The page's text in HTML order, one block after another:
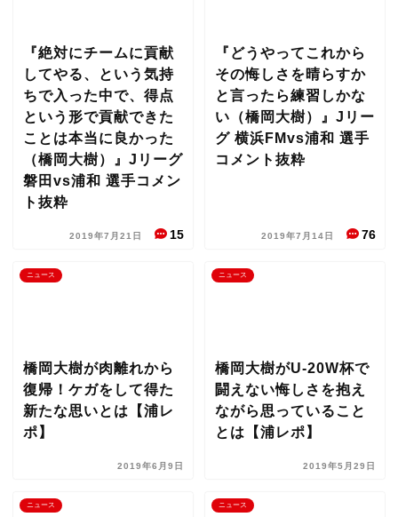
『絶対にチームに貢献
してやる、という気持
ちで入った中で、得点
という形で貢献できた
ことは本当に良かった
（橋岡大樹）』Jリーグ
磐田vs浦和 選手コメン
ト抜粋
2019年7月21日 15
『どうやってこれから
その悔しさを晴らすか
と言ったら練習しかな
い（橋岡大樹）』Jリー
グ 横浜FMvs浦和 選手
コメント抜粋
2019年7月14日 76
ニュース
橋岡大樹が肉離れから
復帰！ケガをして得た
新たな思いとは【浦レ
ポ】
2019年6月9日
ニュース
橋岡大樹がU-20W杯で
闘えない悔しさを抱え
ながら思っていること
とは【浦レポ】
2019年5月29日
ニュース ニュース